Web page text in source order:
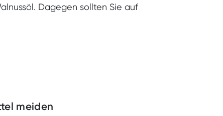
Dagegen sollten Sie auf
meiden